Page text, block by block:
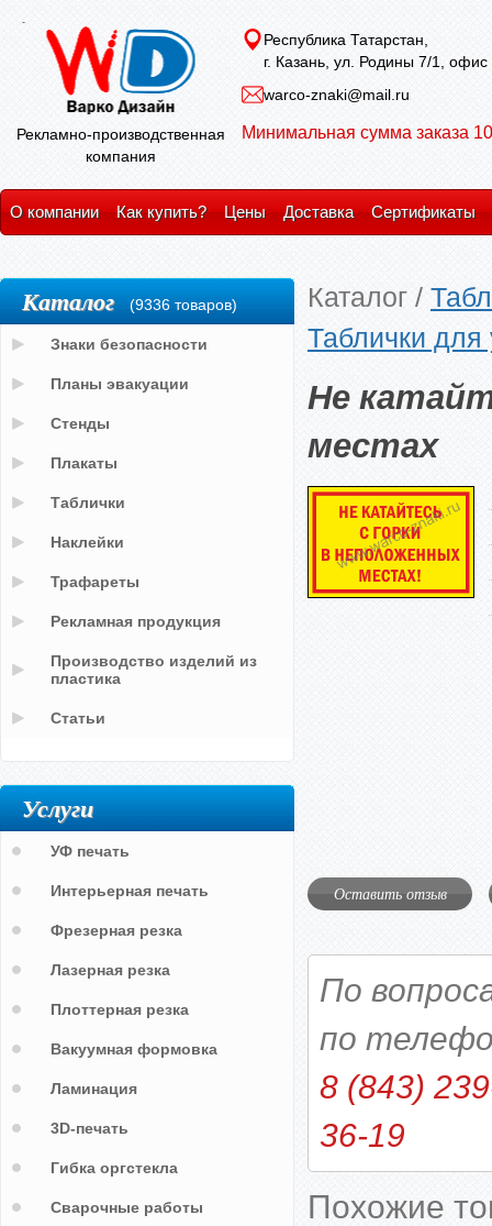
Рекламно-производственная
компания
Республика Татарстан,
г. Казань, ул. Родины 7/1, офис
warco-znaki@mail.ru
Минимальная сумма заказа
О компании Как купить? Цены Доставка Сертификаты
Каталог /
Таблички для
Не
местах
Оставить отзыв
По
по
8 (843)
36-19
Похожие
Каталог (9336 товаров)
Знаки безопасности
Планы эвакуации
Стенды
Плакаты
Таблички
Наклейки
Трафареты
Рекламная продукция
Производство изделий из
пластика
Статьи
Услуги
УФ печать
Интерьерная печать
Фрезерная резка
Лазерная резка
Плоттерная резка
Вакуумная формовка
Ламинация
3D-печать
Гибка оргстекла
Сварочные работы